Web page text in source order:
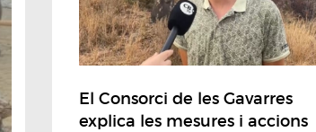
El Consorci de les Gavarres
explica les mesures i accions